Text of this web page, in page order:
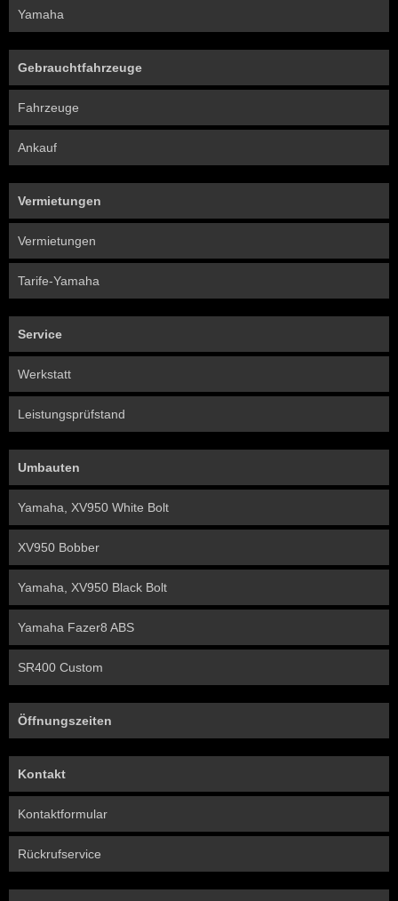
Yamaha
Gebrauchtfahrzeuge
Fahrzeuge
Ankauf
Vermietungen
Vermietungen
Tarife-Yamaha
Service
Werkstatt
Leistungsprüfstand
Umbauten
Yamaha, XV950 White Bolt
XV950 Bobber
Yamaha, XV950 Black Bolt
Yamaha Fazer8 ABS
SR400 Custom
Öffnungszeiten
Kontakt
Kontaktformular
Rückrufservice